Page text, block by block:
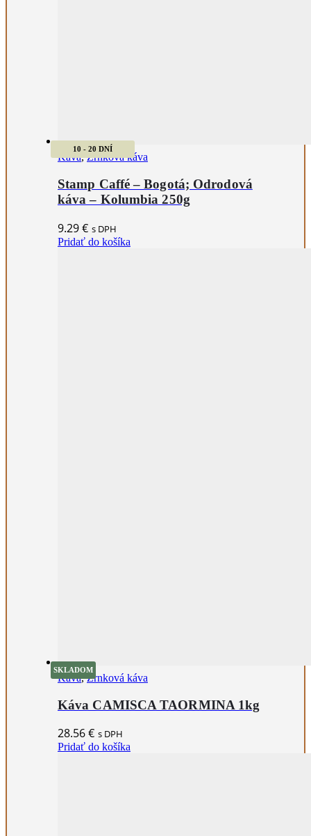
10 - 20 DNÍ
Káva,Zrnková káva
Stamp Caffé – Bogotá; Odrodová
káva – Kolumbia 250g
9.29€ s DPH
Pridať do košíka
SKLADOM
Káva,Zrnková káva
Káva CAMISCA TAORMINA 1kg
28.56€ s DPH
Pridať do košíka